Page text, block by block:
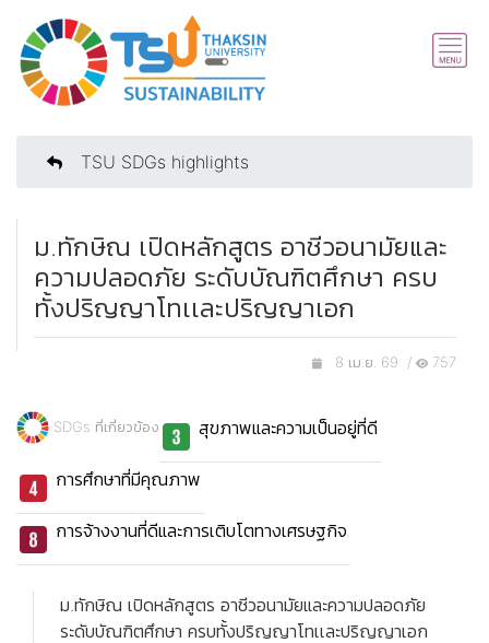
TSU SDGs highlights
ม.ทักษิณ เปิดหลักสูตร อาชีวอนามัยและ
ความปลอดภัย ระดับบัณฑิตศึกษา ครบ
ทั้งปริญญาโทเเละปริญญาเอก
8 เม.ย. 69 / 757
SDGs ที่เกี่ยวข้อง สุขภาพและความเป็นอยู่ที่ดี
การศึกษาที่มีคุณภาพ
การจ้างงานที่ดีและการเติบโตทางเศรษฐกิจ
ม.ทักษิณ เปิดหลักสูตร อาชีวอนามัยและความปลอดภัย
ระดับบัณฑิตศึกษา ครบทั้งปริญญาโทเเละปริญญาเอก